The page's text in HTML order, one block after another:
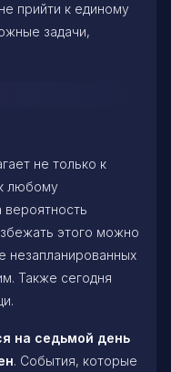
прийти к единому
задачи,
не только к
любому
этого можно
незапланированных
Также сегодня
на седьмой день
. События, которые